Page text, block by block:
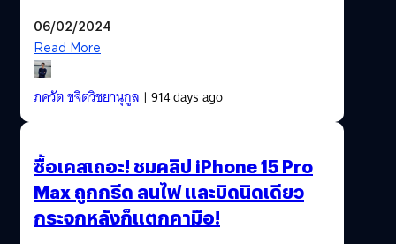
06/02/2024
Read More
ภควัต ขจิตวิชยานุกูล| 914 days ago
ซื้อเคสเถอะ! ชมคลิป iPhone 15 Pro
Max ถูกกรีด ลนไฟ และบิดนิดเดียว
กระจกหลังก็แตกคามือ!